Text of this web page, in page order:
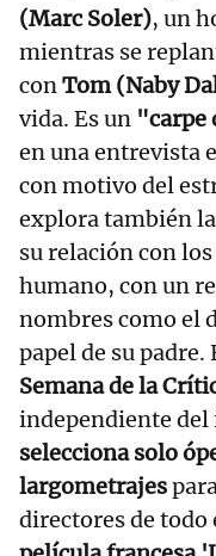
(Marc Soler), un
mientras se
conTom (Naby
vida. Es un "carpe
en una entrevista
con motivo del
explora también
su relación con
humano, con un
nombres como el
papel de su padre.
Semana de la
independiente
selecciona solo
largometrajes
directores de todo